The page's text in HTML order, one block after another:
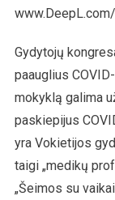
Gydytojų
paauglius
mokyklą galima
paskiepijus
yra Vokietijos
taigi „medikų
„Šeimos su